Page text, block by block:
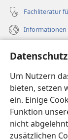
Um Nutzern
bieten, setzen
ein. Einige
Funktion
nicht
zusätzlichen
Fachliteratur
Informationen
Spenden
(öffnet
neues
Fenster)Wachtturm
(öffnet
neues
Fenster)JW Hub®
(öffnet
neues